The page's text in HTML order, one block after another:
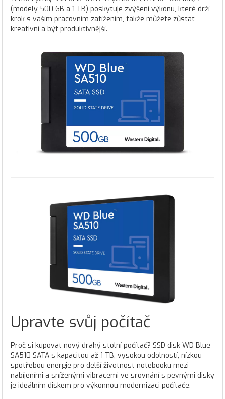
(modely 500 GB a 1 TB) poskytuje zvýšení výkonu, které drží
krok s vaším pracovním zatížením, takže můžete zůstat
kreativní a být produktivnější.
Upravte svůj počítač
Proč si kupovat nový drahý stolní počítač? SSD disk WD Blue
SA510 SATA s kapacitou až 1 TB, vysokou odolností, nízkou
spotřebou energie pro delší životnost notebooku mezi
nabíjeními a sníženými vibracemi ve srovnání s pevnými disky
je ideálním diskem pro výkonnou modernizaci počítače.